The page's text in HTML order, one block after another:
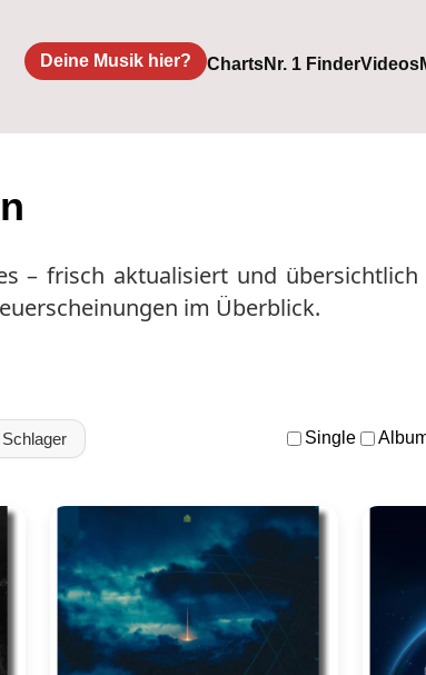
Deine Musik hier? ChartsNr. 1 FinderVideos
– frisch aktualisiert und übersichtlich
im Überblick.
Schlager Single